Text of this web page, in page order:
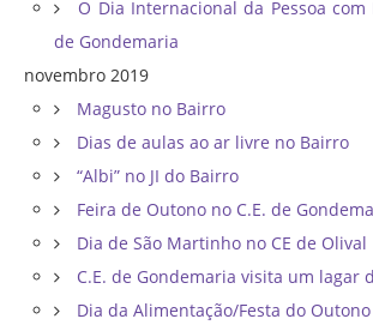
O Dia Internacional da Pessoa com
de Gondemaria
novembro 2019
Magusto no Bairro
Dias de aulas ao ar livre no Bairro
“Albi” no JI do Bairro
Feira de Outono no C.E. de
Dia de São Martinho no CE de Olival
C.E. de Gondemaria visita um lagar
Dia da Alimentação/Festa do